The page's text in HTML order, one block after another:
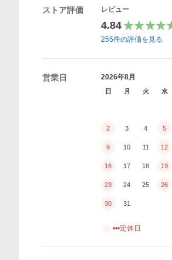
ストア評価 レビュー
4.84
255件の評価を見る
営業日 2026年8月
日 月 火 水
2 3 4 5
9 10 11 12
16 17 18 19
23 24 25 26
30 31
•••定休日